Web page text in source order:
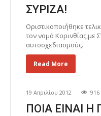
ΣΥΡΙΖΑ!
Οριστικοποιήθηκε
τον νομό
αυτοσχεδιασμούς.
Read More
19 Απριλίου 2012 916
ΠΟΙΑ ΕΙΝΑΙ